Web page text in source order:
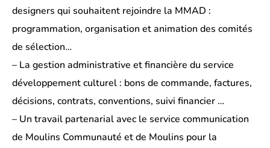
designers qui souhaitent rejoindre la MMAD :
programmation, organisation et animation des comités
de sélection…
– La gestion administrative et financière du service
développement culturel : bons de commande, factures,
décisions, contrats, conventions, suivi financier …
– Un travail partenarial avec le service communication
de Moulins Communauté et de Moulins pour la